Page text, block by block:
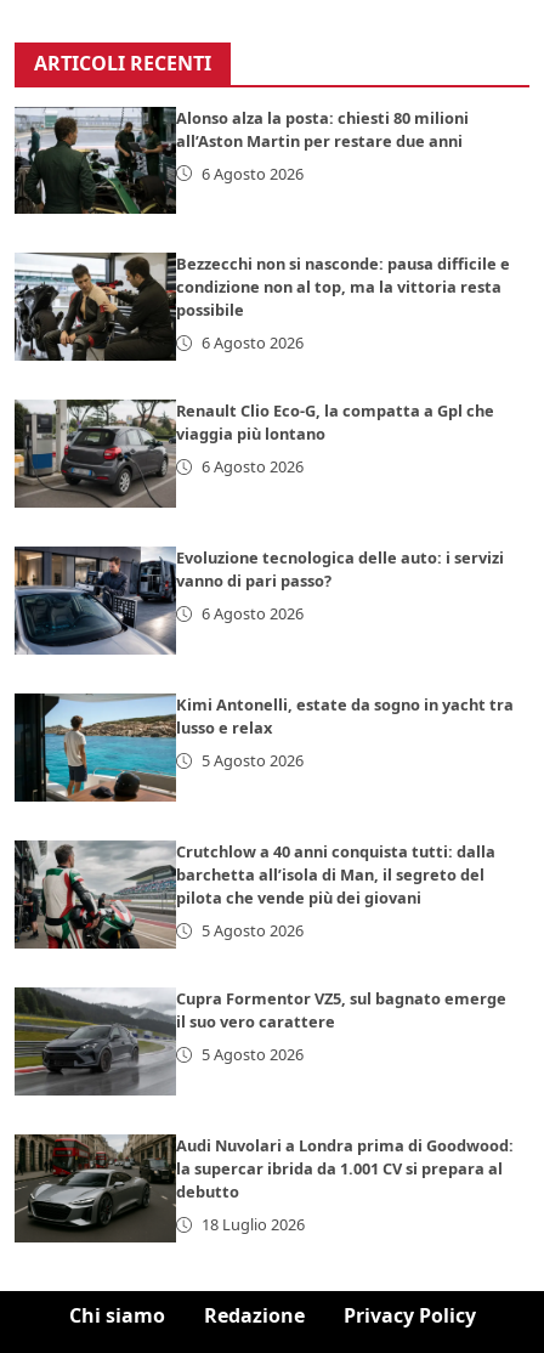
ARTICOLI RECENTI
Alonso alza la posta: chiesti 80 milioni
all’Aston Martin per restare due anni
6 Agosto 2026
Bezzecchi non si nasconde: pausa difficile e
condizione non al top, ma la vittoria resta
possibile
6 Agosto 2026
Renault Clio Eco-G, la compatta a Gpl che
viaggia più lontano
6 Agosto 2026
Evoluzione tecnologica delle auto: i servizi
vanno di pari passo?
6 Agosto 2026
Kimi Antonelli, estate da sogno in yacht tra
lusso e relax
5 Agosto 2026
Crutchlow a 40 anni conquista tutti: dalla
barchetta all’isola di Man, il segreto del
pilota che vende più dei giovani
5 Agosto 2026
Cupra Formentor VZ5, sul bagnato emerge
il suo vero carattere
5 Agosto 2026
Audi Nuvolari a Londra prima di Goodwood:
la supercar ibrida da 1.001 CV si prepara al
debutto
18 Luglio 2026
Chi siamo Redazione
Privacy Policy